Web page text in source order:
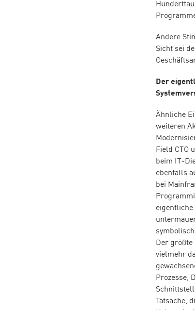
Andere
Sicht sei
Der
Ähnliche
weiteren
Field CTO
beim IT-
ebenfalls
bei
eigentliche
Der größte
vielmehr
Prozesse,
Tatsache,